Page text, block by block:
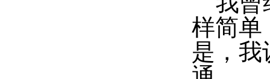
样简单
是，我